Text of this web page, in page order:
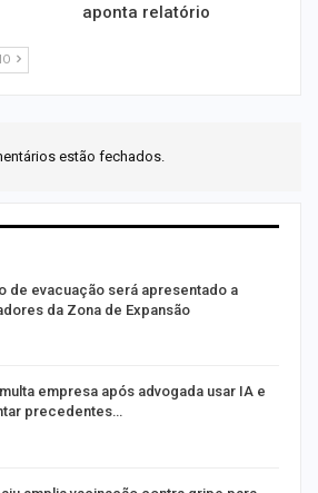
aponta relatório
estão fechados.
de evacuação será apresentado a
da Zona de Expansão
empresa após advogada usar IA e
precedentes…